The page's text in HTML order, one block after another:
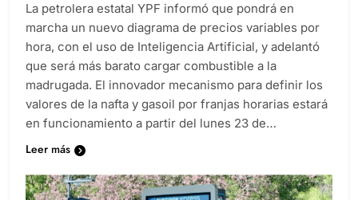
La petrolera estatal YPF informó que pondrá en
marcha un nuevo diagrama de precios variables por
hora, con el uso de Inteligencia Artificial, y adelantó
que será más barato cargar combustible a la
madrugada. El innovador mecanismo para definir los
valores de la nafta y gasoil por franjas horarias estará
en funcionamiento a partir del lunes 23 de…
Leer más